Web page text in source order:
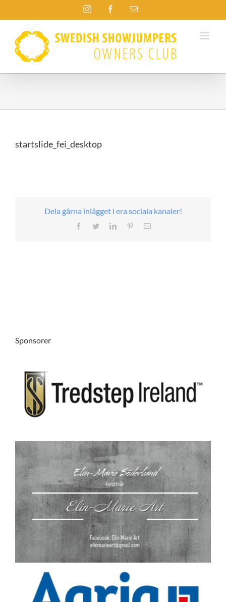
InstagramFacebook
E-
startslide_fei_desktop
Dela gärna inlägget i era sociala kanaler!
FacebookTwitterLinkedInPinterest
Sponsorer